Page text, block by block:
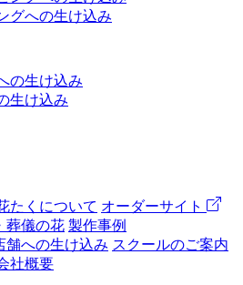
グへの生け込み
生け込み
たくについて オーダーサイト
葬儀の花 製作事例
舗への生け込み スクールのご案内
社概要